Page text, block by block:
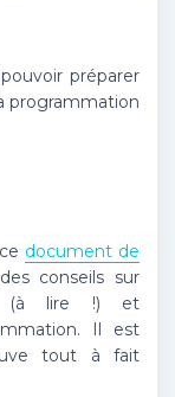
préparer
programmation
document de
conseils sur
(à lire !) et
Il est
tout à fait